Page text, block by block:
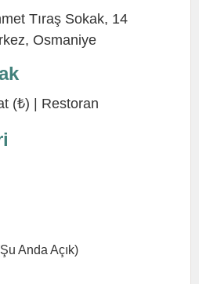
Tıraş Sokak, 14
, Osmaniye
(₺) | Restoran
Anda Açık)